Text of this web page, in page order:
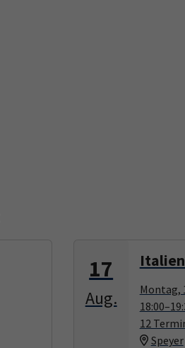
17
Aug.
Montag,
12
Speyer